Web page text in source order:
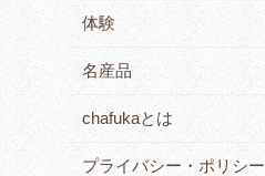
体験
名産品
chafukaとは
プライバシー・ポリシー